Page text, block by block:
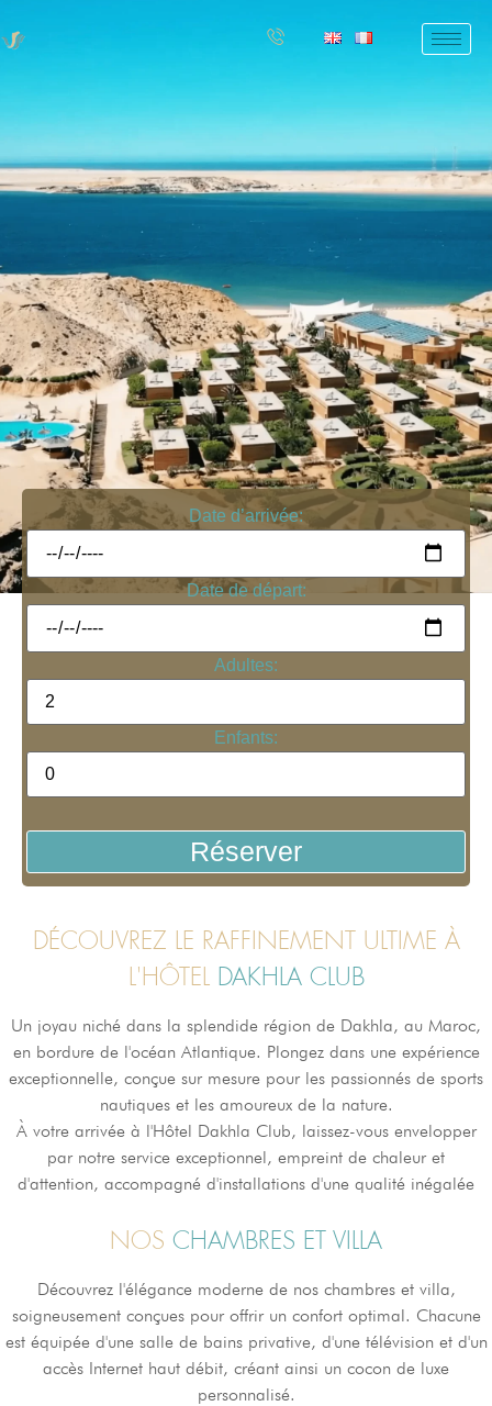
Date d’arrivée:
Date de départ:
Adultes:
Enfants:
Réserver
DÉCOUVREZ LE RAFFINEMENT ULTIME À
L'HÔTEL DAKHLA CLUB
Un joyau niché dans la splendide région de Dakhla, au Maroc,
en bordure de l'océan Atlantique. Plongez dans une expérience
exceptionnelle, conçue sur mesure pour les passionnés de sports
nautiques et les amoureux de la nature.
À votre arrivée à l'Hôtel Dakhla Club, laissez-vous envelopper
par notre service exceptionnel, empreint de chaleur et
d'attention, accompagné d'installations d'une qualité inégalée
NOS CHAMBRES ET VILLA
Découvrez l'élégance moderne de nos chambres et villa,
soigneusement conçues pour offrir un confort optimal. Chacune
est équipée d'une salle de bains privative, d'une télévision et d'un
accès Internet haut débit, créant ainsi un cocon de luxe
personnalisé.